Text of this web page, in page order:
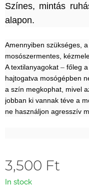
Színes, mintás
alapon.
Amennyiben szükséges,
mosószermentes,
A textilanyagokat – főleg
hajtogatva mosógépben
a szín megkophat, mivel
jobban ki vannak téve a
ne használjon agresszív
3,500 Ft
In stock